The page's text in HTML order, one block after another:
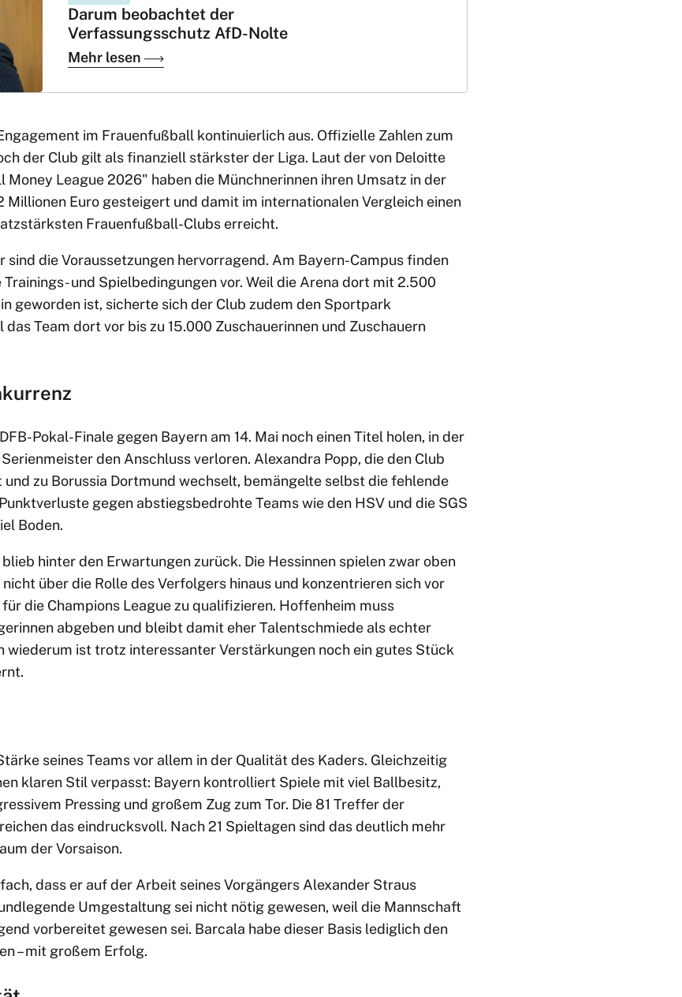
Darum beobachtet der
Verfassungsschutz AfD-Nolte
Mehr lesen
im Frauenfußball kontinuierlich aus. Offizielle Zahlen zum
der Club gilt als finanziell stärkster der Liga. Laut der von Deloitte
League 2026" haben die Münchnerinnen ihren Umsatz in der
Millionen Euro gesteigert und damit im internationalen Vergleich einen
Frauenfußball-Clubs erreicht.
die Voraussetzungen hervorragend. Am Bayern-Campus finden
und Spielbedingungen vor. Weil die Arena dort mit 2.500
geworden ist, sicherte sich der Club zudem den Sportpark
Team dort vor bis zu 15.000 Zuschauerinnen und Zuschauern
Pokal-Finale gegen Bayern am 14. Mai noch einen Titel holen, in der
den Anschluss verloren. Alexandra Popp, die den Club
und zu Borussia Dortmund wechselt, bemängelte selbst die fehlende
gegen abstiegsbedrohte Teams wie den HSV und die SGS
Boden.
hinter den Erwartungen zurück. Die Hessinnen spielen zwar oben
über die Rolle des Verfolgers hinaus und konzentrieren sich vor
die Champions League zu qualifizieren. Hoffenheim muss
abgeben und bleibt damit eher Talentschmiede als echter
wiederum ist trotz interessanter Verstärkungen noch ein gutes Stück
seines Teams vor allem in der Qualität des Kaders. Gleichzeitig
klaren Stil verpasst: Bayern kontrolliert Spiele mit viel Ballbesitz,
Pressing und großem Zug zum Tor. Die 81 Treffer der
das eindrucksvoll. Nach 21 Spieltagen sind das deutlich mehr
der Vorsaison.
dass er auf der Arbeit seines Vorgängers Alexander Straus
Umgestaltung sei nicht nötig gewesen, weil die Mannschaft
vorbereitet gewesen sei. Barcala habe dieser Basis lediglich den
– mit großem Erfolg.